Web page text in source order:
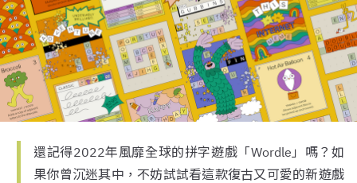
還記得2022年風靡全球的拼字遊戲「Wordle」嗎？如
果你曾沉迷其中，不妨試試看這款復古又可愛的新遊戲